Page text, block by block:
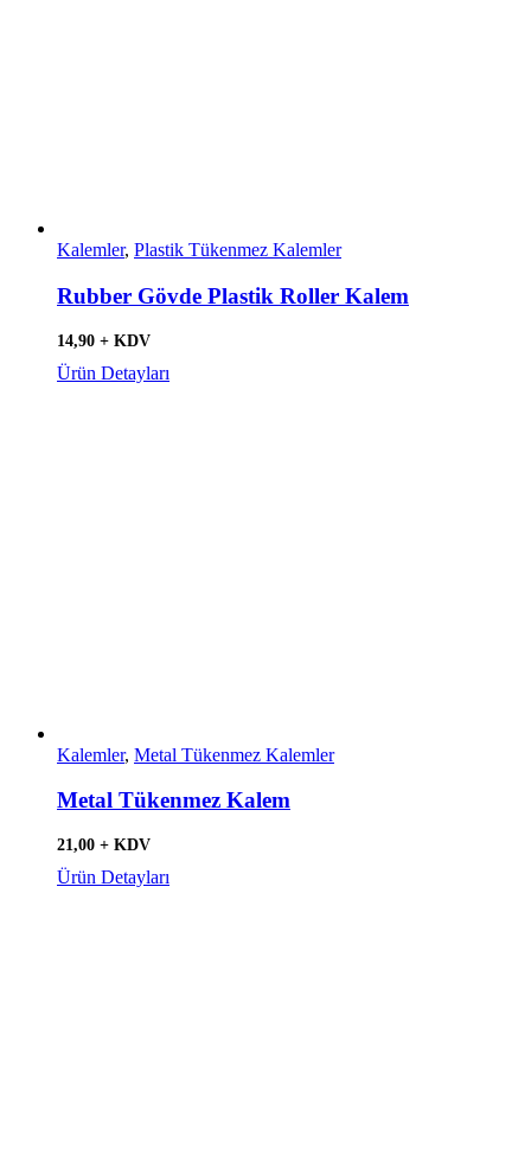
Kalemler, Plastik Tükenmez Kalemler
Rubber Gövde Plastik Roller Kalem
14,90 + KDV
Ürün Detayları
Kalemler, Metal Tükenmez Kalemler
Metal Tükenmez Kalem
21,00 + KDV
Ürün Detayları